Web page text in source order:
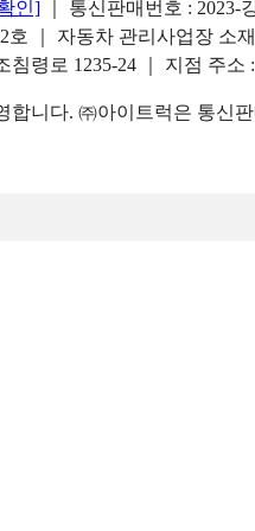
인]
｜ 통신판매번호 : 2023-
호 ｜ 자동차 관리사업장 소
령로 1235-24 ｜ 지점 주
니다. ㈜아이트럭은 통신